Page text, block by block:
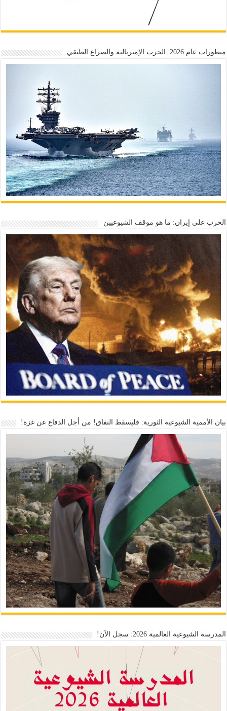
منظورات عام 2026: الحرب الإمبريالية والصراع الطبقي
الحرب على إيران: ما هو موقف الشيوعيين
بيان الأممية الشيوعية الثورية: فليسقط النفاق! من أجل الدفاع عن غزة!
المدرسة الشيوعية العالمية 2026: سجل الآن!